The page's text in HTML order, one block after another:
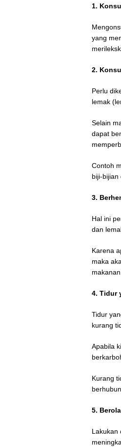
1.
yang
2.
Perlu
lemak
Selain
dapat
Contoh
biji-bijian
3.
Hal ini
dan
Karena
maka
4. Tidur
Tidur
kurang
Apabila
Kurang
5.
Lakukan